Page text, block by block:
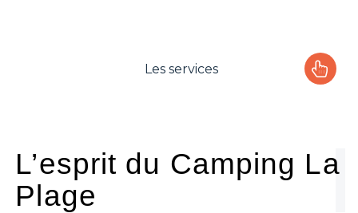
Les services
L’esprit du Camping La
Plage